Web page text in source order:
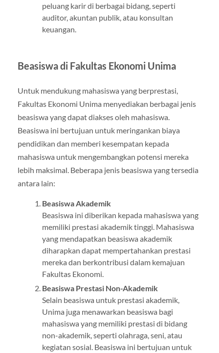
peluang karir di berbagai bidang, seperti
auditor, akuntan publik, atau konsultan
keuangan.
Beasiswa di Fakultas Ekonomi Unima
Untuk mendukung mahasiswa yang berprestasi,
Fakultas Ekonomi Unima menyediakan berbagai jenis
beasiswa yang dapat diakses oleh mahasiswa.
Beasiswa ini bertujuan untuk meringankan biaya
pendidikan dan memberi kesempatan kepada
mahasiswa untuk mengembangkan potensi mereka
lebih maksimal. Beberapa jenis beasiswa yang tersedia
antara lain:
Beasiswa Akademik
Beasiswa ini diberikan kepada mahasiswa yang
memiliki prestasi akademik tinggi. Mahasiswa
yang mendapatkan beasiswa akademik
diharapkan dapat mempertahankan prestasi
mereka dan berkontribusi dalam kemajuan
Fakultas Ekonomi.
Beasiswa Prestasi Non-Akademik
Selain beasiswa untuk prestasi akademik,
Unima juga menawarkan beasiswa bagi
mahasiswa yang memiliki prestasi di bidang
non-akademik, seperti olahraga, seni, atau
kegiatan sosial. Beasiswa ini bertujuan untuk